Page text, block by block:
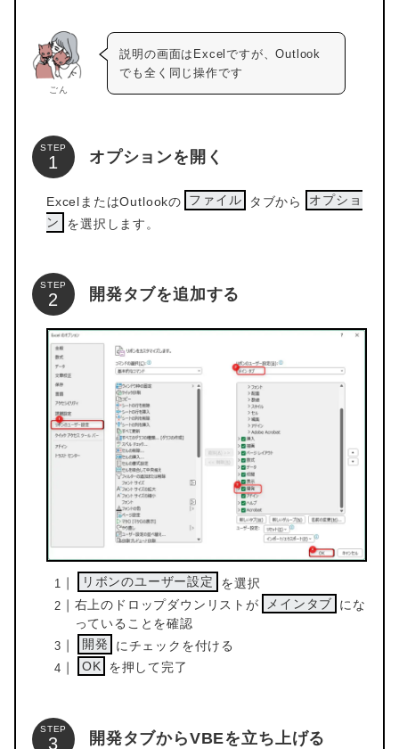
ごん
説明の画面はExcelですが、Outlook
でも全く同じ操作です
STEP
オプションを開く
ExcelまたはOutlookの ファイル タブから
オプショ
ン
を選択します。
STEP
開発タブを追加する
リボンのユーザー設定
を選択
右上のドロップダウンリストが
メインタブ
にな
っていることを確認
開発
にチェックを付ける
OK
を押して完了
STEP
開発タブからVBEを立ち上げる